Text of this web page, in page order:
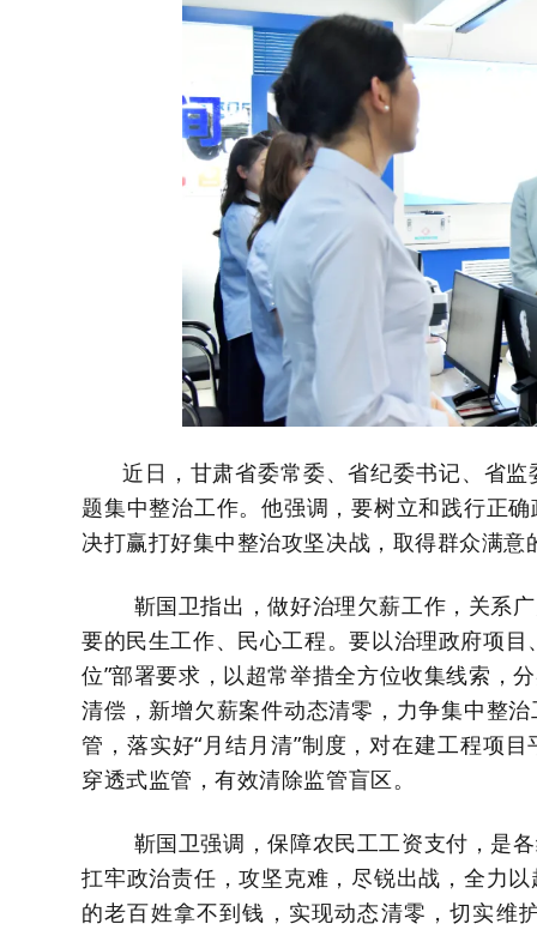
近日，甘肃省委常委、省纪委书记、省
题集中整治工作。他强调，要树立和践行正
决打赢打好集中整治攻坚决战，取得群众满意
靳国卫指出，做好治理欠薪工作，关系
要的民生工作、民心工程。要以治理政府项
位”部署要求，以超常举措全方位收集线索，
清偿，新增欠薪案件动态清零，力争集中整
管，落实好“月结月清”制度，对在建工程项
穿透式监管，有效清除监管盲区。
靳国卫强调，保障农民工工资支付，是
扛牢政治责任，攻坚克难，尽锐出战，全力
的老百姓拿不到钱，实现动态清零，切实维